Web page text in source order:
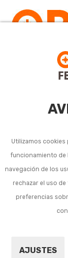
Utilizamos
funcionamiento de
navegación de los
rechazar el uso
preferencias
AJUSTES